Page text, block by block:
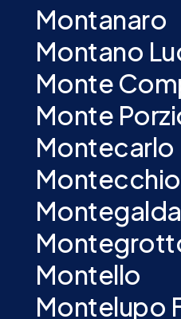
Montanaro
Montano
Monte
Monte
Montecarlo
Montegalda
Montello
Montelupo